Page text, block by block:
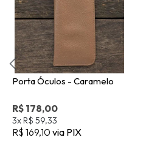
Porta Óculos - Caramelo
R$ 178,00
3x R$ 59,33
R$ 169,10 via PIX